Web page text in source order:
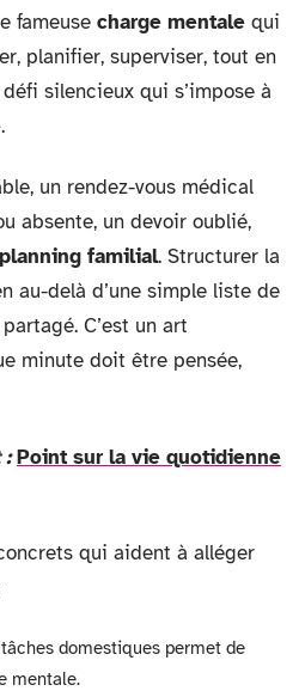
fameuse charge mentale qui
planifier, superviser, tout en
silencieux qui s’impose à
.
un rendez-vous médical
absente, un devoir oublié,
planning familial. Structurer la
au-delà d’une simple liste de
C’est un art
minute doit être pensée,
: Point sur la vie quotidienne
qui aident à alléger
domestiques permet de
mentale.